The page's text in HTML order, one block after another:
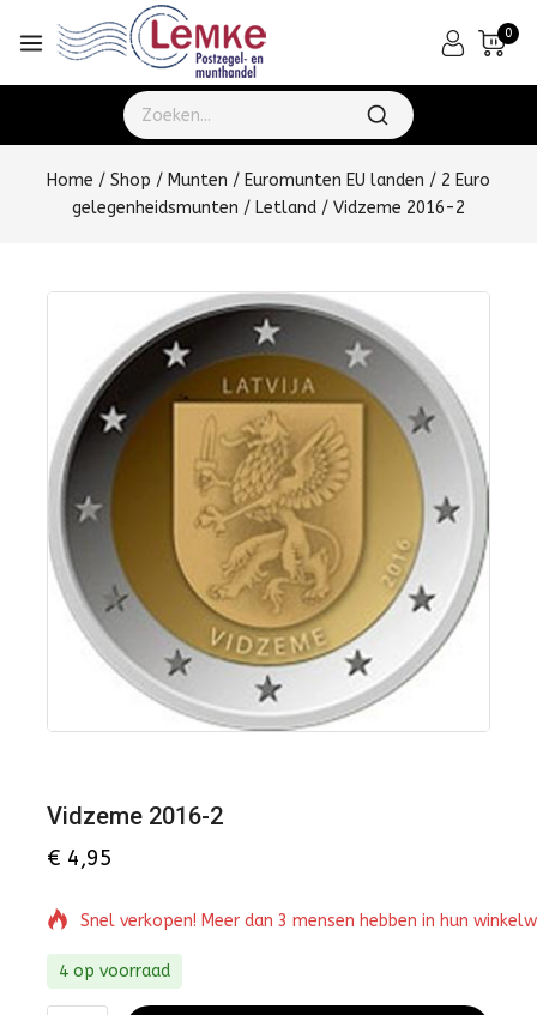
0
Home / Shop / Munten / Euromunten EU landen / 2 Euro
gelegenheidsmunten / Letland / Vidzeme 2016-2
Vidzeme 2016-2
€ 4,95
Snel verkopen! Meer dan 3 mensen hebben in hun
4 op voorraad